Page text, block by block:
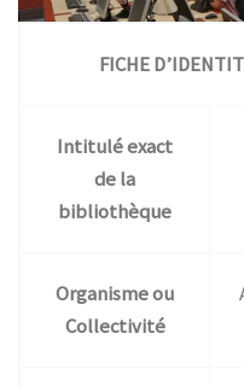
FICHE
Intitulé exact
de la
bibliothèque
Organisme ou
Collectivité